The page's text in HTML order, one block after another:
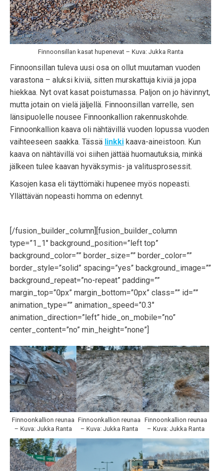
Finnoonsillan kasat hupenevat – Kuva: Jukka Ranta
Finnoonsillan tuleva uusi osa on ollut muutaman vuoden
varastona – aluksi kiviä, sitten murskattuja kiviä ja jopa
hiekkaa. Nyt ovat kasat poistumassa. Paljon on jo hävinnyt,
mutta jotain on vielä jäljellä. Finnoonsillan varrelle, sen
länsipuolelle nousee Finnoonkallion rakennuskohde.
Finnoonkallion kaava oli nähtävillä vuoden lopussa vuoden
vaihteeseen saakka. Tässä linkki kaava-aineistoon. Kun
kaava on nähtävillä voi siihen jättää huomautuksia, minkä
jälkeen tulee kaavan hyväksymis- ja valitusprosessit.
Kasojen kasa eli täyttömäki hupenee myös nopeasti.
Yllättävän nopeasti homma on edennyt.
[/fusion_builder_column][fusion_builder_column
type=”1_1″ background_position=”left top”
background_color=”” border_size=”” border_color=””
border_style=”solid” spacing=”yes” background_image=””
background_repeat=”no-repeat” padding=””
margin_top=”0px” margin_bottom=”0px” class=”” id=””
animation_type=”” animation_speed=”0.3″
animation_direction=”left” hide_on_mobile=”no”
center_content=”no” min_height=”none”]
Finnoonkallion reunaa
– Kuva: Jukka Ranta
Finnoonkallion reunaa
– Kuva: Jukka Ranta
Finnoonkallion reunaa
– Kuva: Jukka Ranta